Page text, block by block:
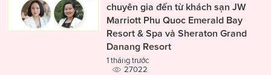
chuyên gia đến từ khách sạn JW
Marriott Phu Quoc Emerald Bay
Resort & Spa và Sheraton Grand
Danang Resort
1 tháng trước
27022